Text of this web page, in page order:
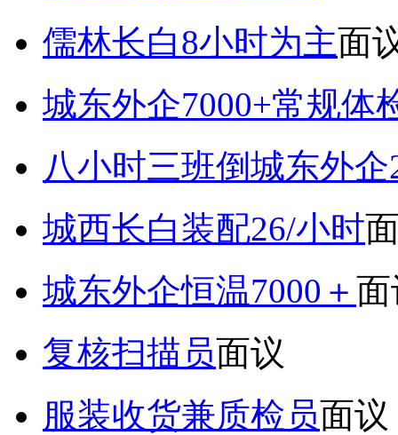
儒林长白8小时为主面
城东外企7000+常规体
八小时三班倒城东外企
城西长白装配26/小时
城东外企恒温7000＋
复核扫描员面议
服装收货兼质检员面议